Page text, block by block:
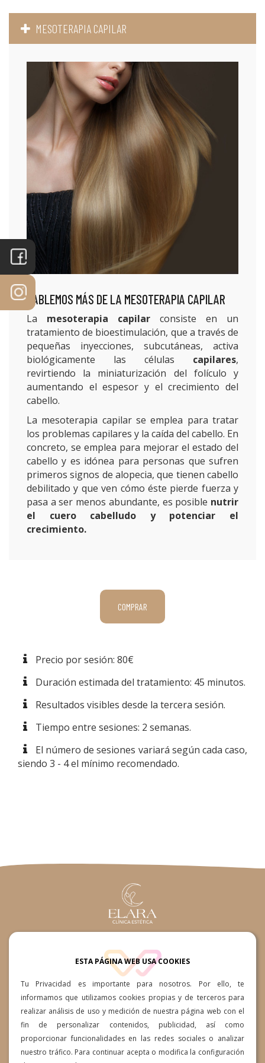
ESTA PÁGINA WEB USA COOKIES
Tu Privacidad es importante para nosotros. Por ello, te
informamos que utilizamos cookies propias y de terceros para
realizar análisis de uso y medición de nuestra página web con el
fin de personalizar contenidos, publicidad, así como
proporcionar funcionalidades en las redes sociales o analizar
nuestro tráfico. Para continuar acepta o modifica la configuración
MESOTERAPIA CAPILAR
HABLEMOS MÁS DE LA MESOTERAPIA CAPILAR
La mesoterapia capilar consiste en un
tratamiento de bioestimulación, que a través de
pequeñas inyecciones, subcutáneas, activa
biológicamente las células capilares,
revirtiendo la miniaturización del folículo y
aumentando el espesor y el crecimiento del
cabello.
La mesoterapia capilar se emplea para tratar
los problemas capilares y la caída del cabello. En
concreto, se emplea para mejorar el estado del
cabello y es idónea para personas que sufren
primeros signos de alopecia, que tienen cabello
debilitado y que ven cómo éste pierde fuerza y
pasa a ser menos abundante, es posible nutrir
el cuero cabelludo y potenciar el
crecimiento.
COMPRAR
Precio por sesión: 80€
Duración estimada del tratamiento: 45 minutos.
Resultados visibles desde la tercera sesión.
Tiempo entre sesiones: 2 semanas.
El número de sesiones variará según cada caso,
siendo 3 - 4 el mínimo recomendado.
660361015 / 660361015
Av. Ansite, 57-59, 35118 Cruce
de Arinaga, Las Palmas
info@clinicaesteticaelara.com
Lunes a Jueves: 10:00h a
19:00h Viernes 10:00h a 14:00h